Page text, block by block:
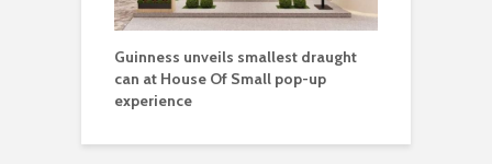
Guinness unveils smallest draught
can at House Of Small pop-up
experience